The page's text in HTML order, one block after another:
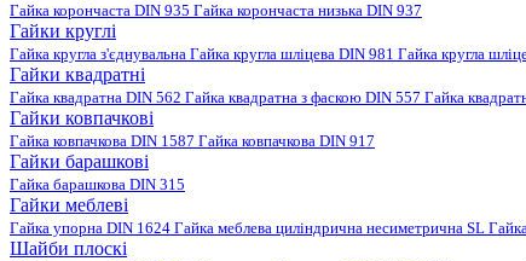
Гайка корончаста DIN 935 Гайка корончаста низька DIN 937
Гайки круглі
Гайка кругла з'єднувальна Гайка кругла шліцева DIN 981 Гайка кругла
Гайки квадратні
Гайка квадратна DIN 562 Гайка квадратна з фаскою DIN 557 Гайка
Гайки ковпачкові
Гайка ковпачкова DIN 1587 Гайка ковпачкова DIN 917
Гайки барашкові
Гайка барашкова DIN 315
Гайки меблеві
Гайка упорна DIN 1624 Гайка меблева циліндрична несиметрична SL
Шайби плоскі